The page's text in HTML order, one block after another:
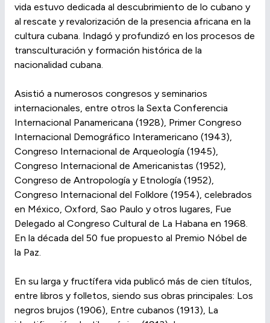
vida estuvo dedicada al descubrimiento de lo cubano y
al rescate y revalorización de la presencia africana en la
cultura cubana. Indagó y profundizó en los procesos de
transculturación y formación histórica de la
nacionalidad cubana.
Asistió a numerosos congresos y seminarios
internacionales, entre otros la Sexta Conferencia
Internacional Panamericana (1928), Primer Congreso
Internacional Demográfico Interamericano (1943),
Congreso Internacional de Arqueología (1945),
Congreso Internacional de Americanistas (1952),
Congreso de Antropología y Etnología (1952),
Congreso Internacional del Folklore (1954), celebrados
en México, Oxford, Sao Paulo y otros lugares, Fue
Delegado al Congreso Cultural de La Habana en 1968.
En la década del 50 fue propuesto al Premio Nóbel de
la Paz.
En su larga y fructífera vida publicó más de cien títulos,
entre libros y folletos, siendo sus obras principales: Los
negros brujos (1906), Entre cubanos (1913), La